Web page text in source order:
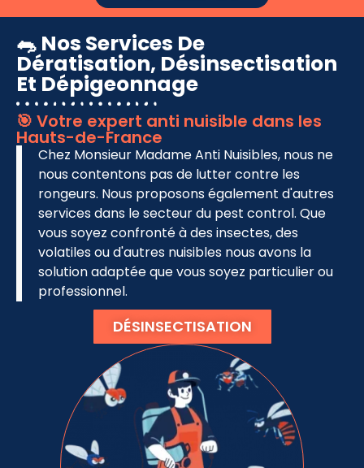
🐀 Nos Services De
Dératisation, Désinsectisation
Et Dépigeonnage
🎯 Votre expert anti nuisible dans les
Hauts-de-France
Chez Monsieur Madame Anti Nuisibles, nous ne
nous contentons pas de lutter contre les
rongeurs. Nous proposons également d'autres
services dans le secteur du pest control. Que
vous soyez confronté à des insectes, des
volatiles ou d'autres nuisibles nous avons la
solution adaptée que vous soyez particulier ou
professionnel.
DÉSINSECTISATION